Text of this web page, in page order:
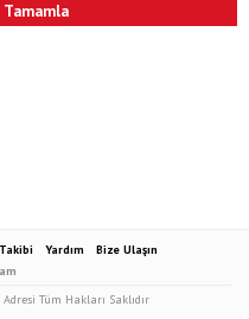
Yardım
Bize Ulaşın
Tüm Hakları Saklıdır